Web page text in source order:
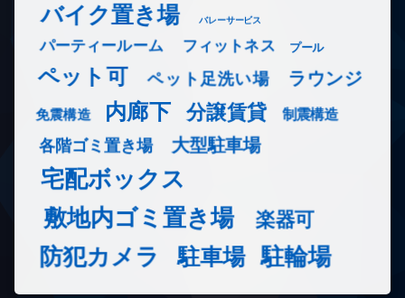
バイク置き場 バレーサービス
パーティールーム フィットネス プール
ペット可 ペット足洗い場 ラウンジ
免震構造 内廊下 分譲賃貸 制震構造
各階ゴミ置き場 大型駐車場
宅配ボックス
敷地内ゴミ置き場
楽器可
防犯カメラ 駐車場 駐輪場